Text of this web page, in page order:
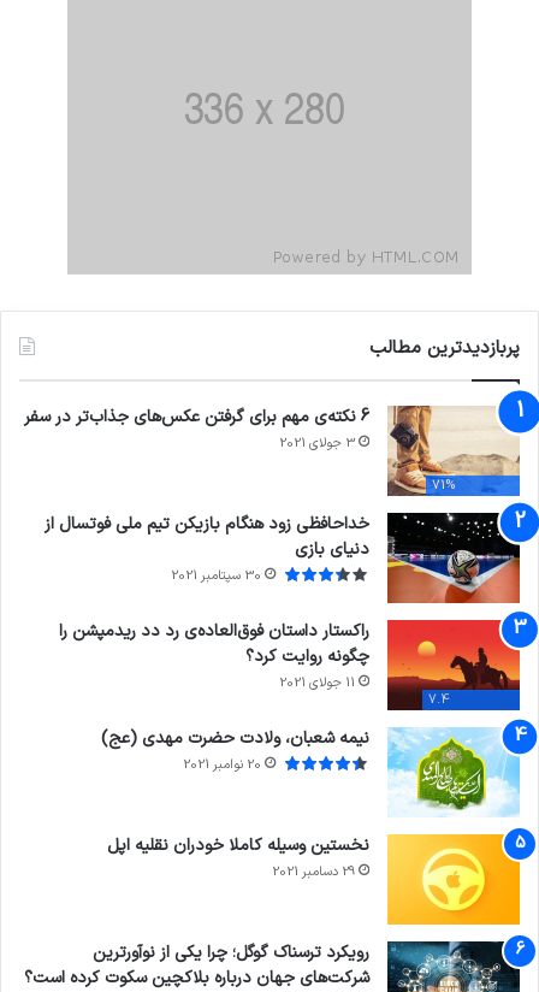
پربازدیدترین مطالب
71%
6 نکته‌ی مهم برای گرفتن عکس‌های جذاب‌تر در سفر
3 جولای 2021
خداحافظی زود هنگام بازیکن تیم ملی فوتسال از
دنیای بازی
30 سپتامبر 2021
7.4
راکستار داستان فوق‌العاده‌ی رد دد ریدمپشن را
چگونه روایت کرد؟
11 جولای 2021
نیمه شعبان، ولادت حضرت مهدی (عج)
20 نوامبر 2021
نخستین وسیله کاملا خودران نقلیه اپل
29 دسامبر 2021
رویکرد ترسناک گوگل؛ چرا یکی از نوآورترین
شرکت‌های جهان درباره بلاکچین سکوت کرده است؟